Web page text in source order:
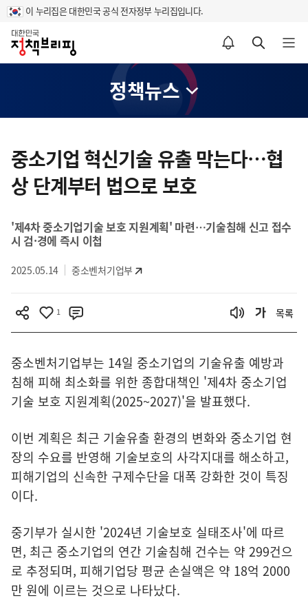
이 누리집은 대한민국 공식 전자정부 누리집입니다.
홈
알림설정 바로가기 검색 바로가기 메뉴 열기
정책뉴스
텐
츠
영
중소기업 혁신기술 유출 막는다…협
상 단계부터 법으로 보호
'제4차 중소기업기술 보호 지원계획' 마련…기술침해 신고 접수
시 검·경에 즉시 이첩
2025.05.14 중소벤처기업부
1 목록
중소벤처기업부는 14일 중소기업의 기술유출 예방과
침해 피해 최소화를 위한 종합대책인 '제4차 중소기업
기술 보호 지원계획(2025~2027)'을 발표했다.
이번 계획은 최근 기술유출 환경의 변화와 중소기업 현
장의 수요를 반영해 기술보호의 사각지대를 해소하고,
피해기업의 신속한 구제수단을 대폭 강화한 것이 특징
이다.
중기부가 실시한 '2024년 기술보호 실태조사'에 따르
면, 최근 중소기업의 연간 기술침해 건수는 약 299건으
로 추정되며, 피해기업당 평균 손실액은 약 18억 2000
만 원에 이르는 것으로 나타났다.